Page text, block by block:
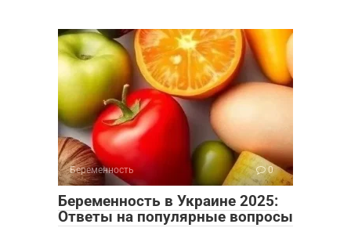
Беременность 0
Беременность в Украине 2025:
Ответы на популярные вопросы